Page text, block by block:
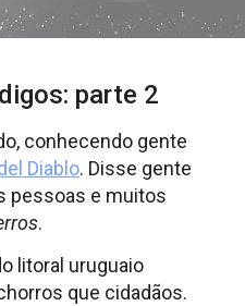
parte 2
conhecendo gente
Diablo. Disse gente
pessoas e muitos
.
litoral uruguaio
que cidadãos.